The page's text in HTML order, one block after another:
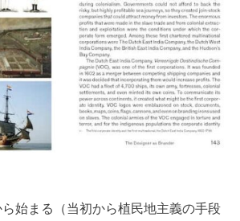
始まる（当初から植民地主義の手段